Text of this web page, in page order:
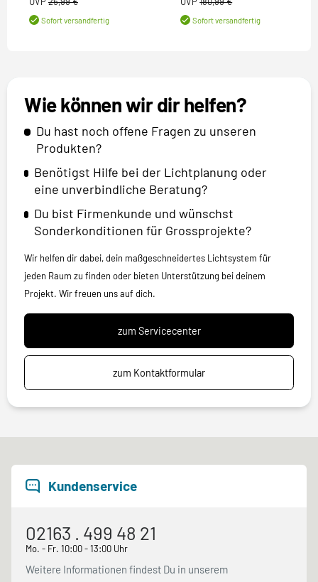
Sofort versandfertig Sofort versandfertig
Wie können wir dir helfen?
Du hast noch offene Fragen zu unseren
Produkten?
Benötigst Hilfe bei der Lichtplanung oder
eine unverbindliche Beratung?
Du bist Firmenkunde und wünschst
Sonderkonditionen für Grossprojekte?
Wir helfen dir dabei, dein maßgeschneidertes Lichtsystem für
jeden Raum zu finden oder bieten Unterstützung bei deinem
Projekt. Wir freuen uns auf dich.
zum Servicecenter
zum Kontaktformular
Kundenservice
02163 . 499 48 21
Mo. - Fr. 10:00 - 13:00 Uhr
Weitere Informationen findest Du in unserem